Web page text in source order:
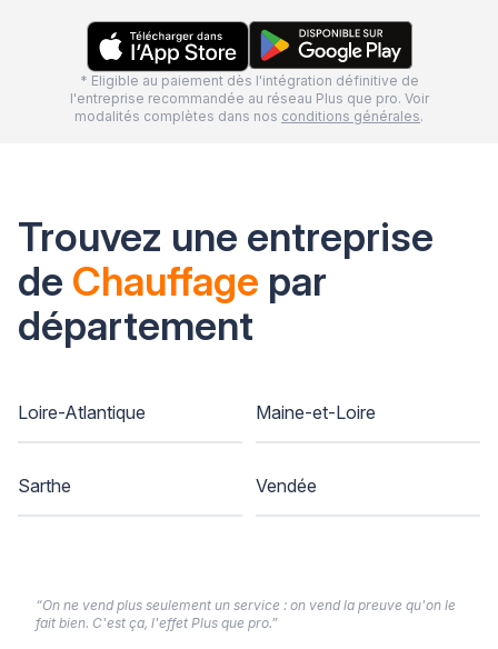
* Eligible au paiement dès l'intégration définitive de
l'entreprise recommandée au réseau Plus que pro. Voir
modalités complètes dans nos conditions générales.
Trouvez une entreprise
de Chauffage par
département
Loire-Atlantique Maine-et-Loire
Sarthe Vendée
“On ne vend plus seulement un service : on vend la preuve qu'on le
fait bien. C'est ça, l'effet Plus que pro.”